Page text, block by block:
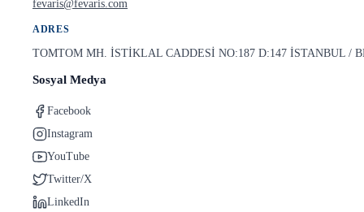
fevaris@fevaris.com
ADRES
TOMTOM MH. İSTİKLAL CADDESİ NO:187 D:147 İSTANBUL /
Sosyal Medya
Facebook
Instagram
YouTube
Twitter/X
LinkedIn